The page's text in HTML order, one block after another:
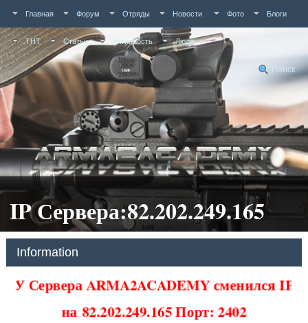
Главная Форум Отряды Новости Фото Блоги
ТНТ Статьи Активность Люди
Поиск
IP Сервера:82.202.249.165
Information
У Сервера ARMA2ACADEMY сменился IP
на82.202.249.165 Порт: 2402